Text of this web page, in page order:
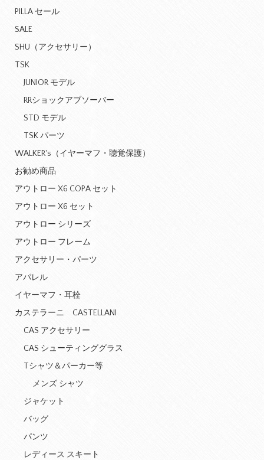
PILLA セール
SALE
SHU（アクセサリー）
TSK
JUNIOR モデル
RRショックアブソーバー
STD モデル
TSK パーツ
WALKER's（イヤーマフ・聴覚保護）
お勧め商品
アウトロー X6 COPA セット
アウトロー X6 セット
アウトロー シリーズ
アウトロー フレーム
アクセサリー・パーツ
アパレル
イヤーマフ・耳栓
カステラーニ CASTELLANI
CAS アクセサリー
CAS シューティンググラス
Tシャツ＆パーカー等
メンズ シャツ
ジャケット
バッグ
パンツ
レディース スキート